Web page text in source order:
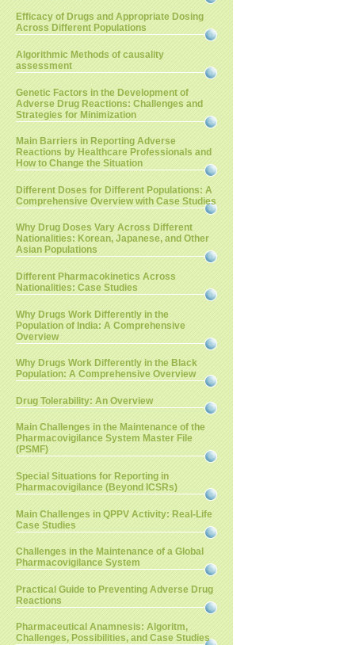
Efficacy of Drugs and Appropriate Dosing
Across Different Populations
Algorithmic Methods of causality
assessment
Genetic Factors in the Development of
Adverse Drug Reactions: Challenges and
Strategies for Minimization
Main Barriers in Reporting Adverse
Reactions by Healthcare Professionals and
How to Change the Situation
Different Doses for Different Populations: A
Comprehensive Overview with Case Studies
Why Drug Doses Vary Across Different
Nationalities: Korean, Japanese, and Other
Asian Populations
Different Pharmacokinetics Across
Nationalities: Case Studies
Why Drugs Work Differently in the
Population of India: A Comprehensive
Overview
Why Drugs Work Differently in the Black
Population: A Comprehensive Overview
Drug Tolerability: An Overview
Main Challenges in the Maintenance of the
Pharmacovigilance System Master File
(PSMF)
Special Situations for Reporting in
Pharmacovigilance (Beyond ICSRs)
Main Challenges in QPPV Activity: Real-Life
Case Studies
Challenges in the Maintenance of a Global
Pharmacovigilance System
Practical Guide to Preventing Adverse Drug
Reactions
Pharmaceutical Anamnesis: Algoritm,
Challenges, Possibilities, and Case Studies